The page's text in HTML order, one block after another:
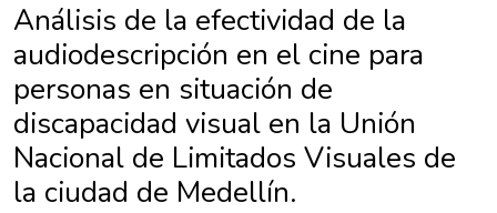
Análisis de la efectividad de la
audiodescripción en el cine para
personas en situación de
discapacidad visual en la Unión
Nacional de Limitados Visuales de
la ciudad de Medellín.